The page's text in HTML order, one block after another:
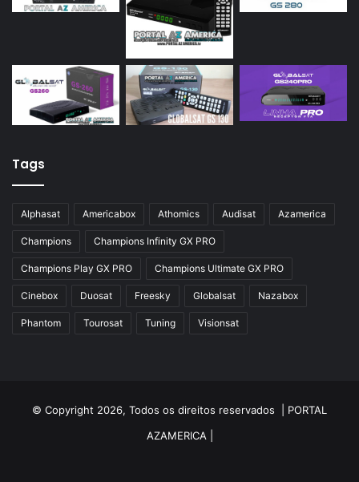
Tags
Alphasat Americabox Athomics Audisat Azamerica
Champions Champions Infinity GX PRO
Champions Play GX PRO Champions Ultimate GX PRO
Cinebox Duosat Freesky Globalsat Nazabox
Phantom Tourosat Tuning Visionsat
© Copyright 2026, Todos os direitos reservados | PORTAL
AZAMERICA|